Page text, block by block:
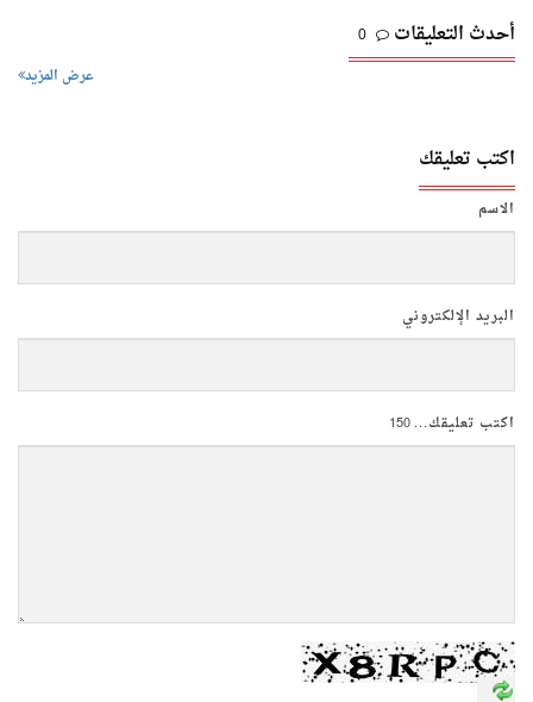
أحدث التعليقات 0
عرض المزيد
اكتب تعليقك
الاسم
البريد الإلكتروني
اكتب تعليقك...150